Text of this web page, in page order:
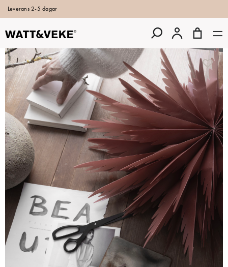
Leverans 2-5 dagar